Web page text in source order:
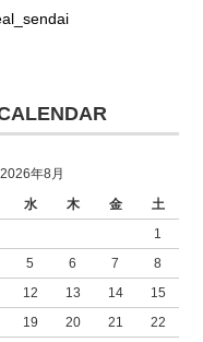
2026年8月
水 木 金
土
1
5 6 7
8
12 13 14
15
19 20 21
22